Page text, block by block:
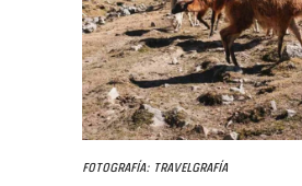
Fotografía: Travelgrafía